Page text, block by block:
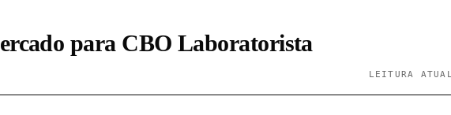
para CBO Laboratorista
LEITURA ATUAL